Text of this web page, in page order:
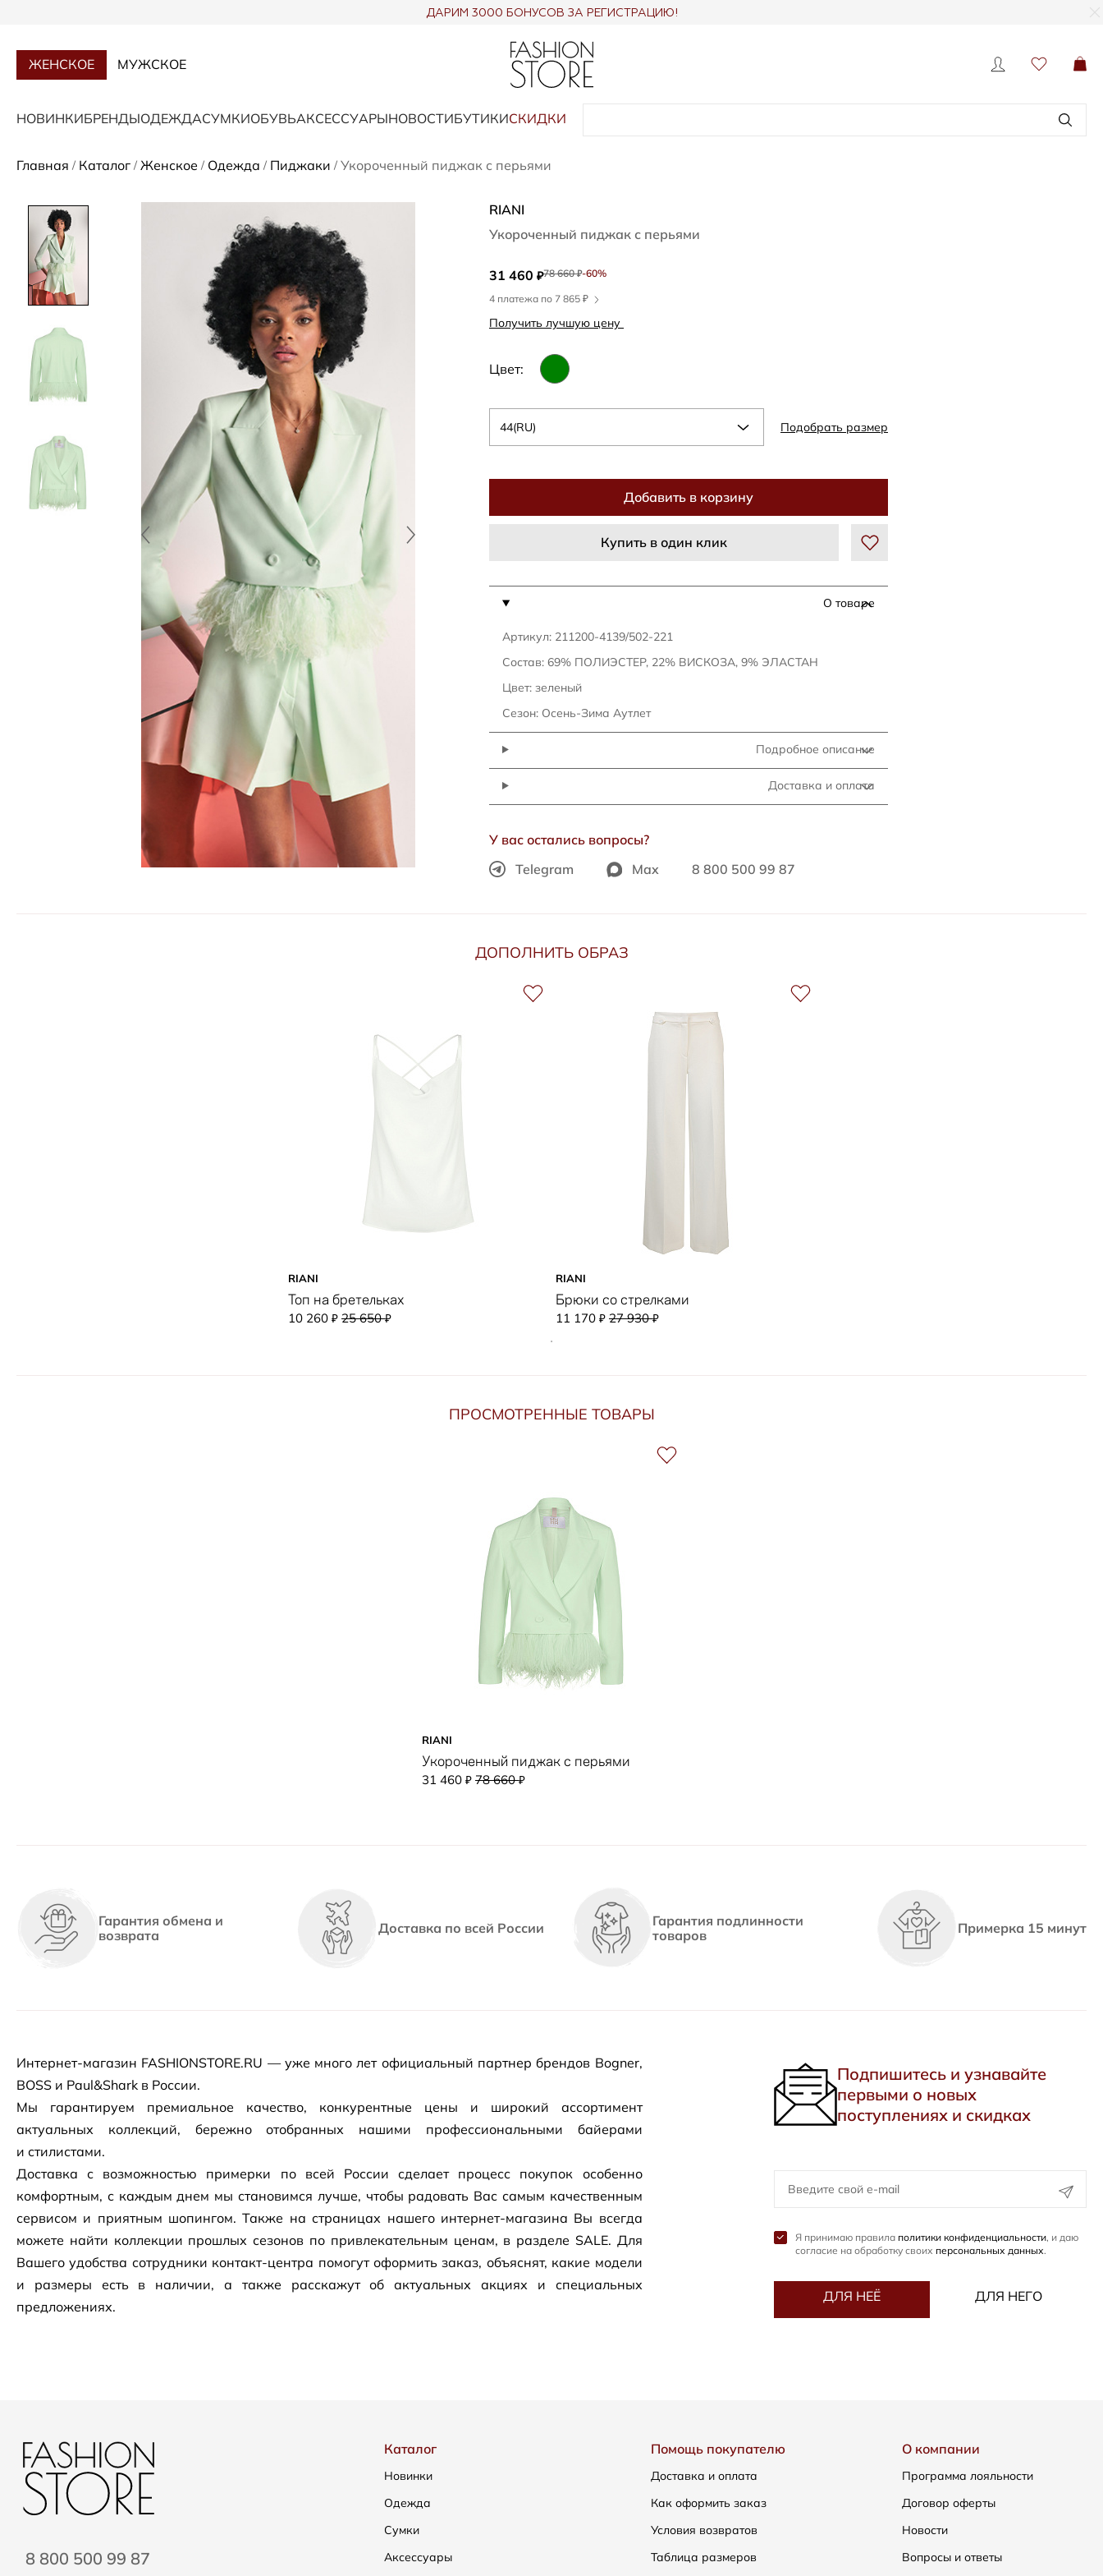
ДАРИМ 3000 БОНУСОВ ЗА РЕГИСТРАЦИЮ!
ЖЕНСКОЕ МУЖСКОЕ
НОВИНКИБРЕНДЫОДЕЖДАСУМКИОБУВЬАКСЕССУАРЫНОВОСТИБУТИКИСКИДКИ
Главная / Каталог / Женское / Одежда / Пиджаки / Укороченный пиджак с перьями
RIANI
Укороченный пиджак с перьями
31 460 ₽78 660₽-60%
4 платежа по 7 865 ₽
Получить лучшую цену
Цвет:
44(RU) Подобрать размер
Добавить в корзину
Купить в один клик
О товаре
Артикул: 211200-4139/502-221
Состав: 69% ПОЛИЭСТЕР, 22% ВИСКОЗА, 9% ЭЛАСТАН
Цвет: зеленый
Сезон: Осень-Зима Аутлет
Подробное описание
Доставка и оплата
У вас остались вопросы?
Telegram
Max 8 800 500 99 87
ДОПОЛНИТЬ ОБРАЗ
RIANI
Топ на бретельках
10 260 ₽ 25 650₽
RIANI
Брюки со стрелками
11 170 ₽ 27 930₽
ПРОСМОТРЕННЫЕ ТОВАРЫ
RIANI
Укороченный пиджак с перьями
31 460 ₽ 78 660₽
Гарантия обмена и
возврата
Доставка по всей России
Гарантия подлинности
товаров
Примерка 15 минут
Интернет-магазин FASHIONSTORE.RU — уже много лет официальный партнер брендов Bogner,
BOSS и Paul&Shark в России.
Мы гарантируем премиальное качество, конкурентные цены и широкий ассортимент
актуальных коллекций, бережно отобранных нашими профессиональными байерами
и стилистами.
Доставка с возможностью примерки по всей России сделает процесс покупок особенно
комфортным, с каждым днем мы становимся лучше, чтобы радовать Вас самым качественным
сервисом и приятным шопингом. Также на страницах нашего интернет-магазина Вы всегда
можете найти коллекции прошлых сезонов по привлекательным ценам, в разделе SALE. Для
Вашего удобства сотрудники контакт-центра помогут оформить заказ, объяснят, какие модели
и размеры есть в наличии, а также расскажут об актуальных акциях и специальных
предложениях.
Подпишитесь и узнавайте
первыми о новых
поступлениях и скидках
Я принимаю правила политики конфиденциальности, и даю
согласие на обработку своих персональных данных.
ДЛЯ НЕЁ ДЛЯ НЕГО
8 800 500 99 87
Каталог
Новинки
Одежда
Сумки
Аксессуары
Помощь покупателю
Доставка и оплата
Как оформить заказ
Условия возвратов
Таблица размеров
О компании
Программа лояльности
Договор оферты
Новости
Вопросы и ответы